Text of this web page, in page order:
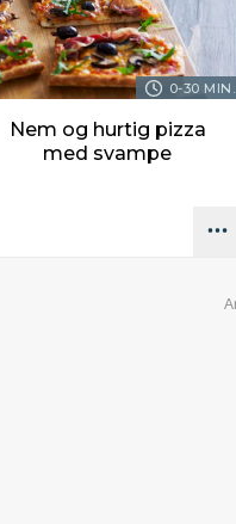
0-30 MIN.
Nem og hurtig pizza
med svampe